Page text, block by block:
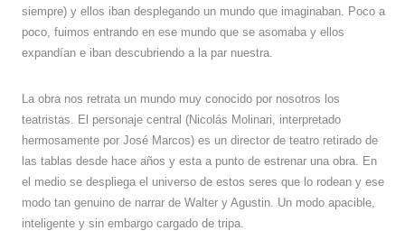
siempre) y ellos iban desplegando un mundo que imaginaban. Poco a
poco, fuimos entrando en ese mundo que se asomaba y ellos
expandían e iban descubriendo a la par nuestra.
La obra nos retrata un mundo muy conocido por nosotros los
teatristas. El personaje central (Nicolás Molinari, interpretado
hermosamente por José Marcos) es un director de teatro retirado de
las tablas desde hace años y esta a punto de estrenar una obra. En
el medio se despliega el universo de estos seres que lo rodean y ese
modo tan genuino de narrar de Walter y Agustin. Un modo apacible,
inteligente y sin embargo cargado de tripa.